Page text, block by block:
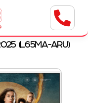
8a
(L65MA-ARU)